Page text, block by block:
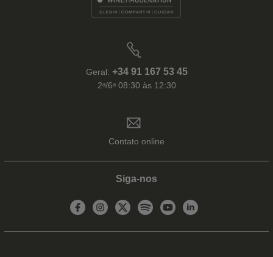
Geral: +34 91 167 53 45
2ᵃ/6ᵃ 08:30 às 12:30
Contato online
Siga-nos